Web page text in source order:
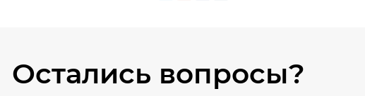
Остались вопросы?